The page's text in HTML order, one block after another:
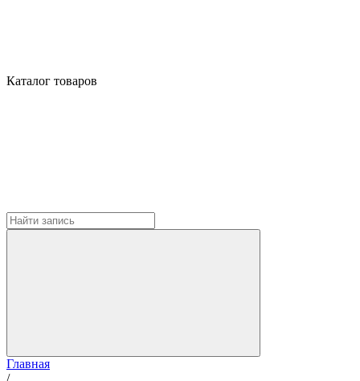
Каталог товаров
Главная
/